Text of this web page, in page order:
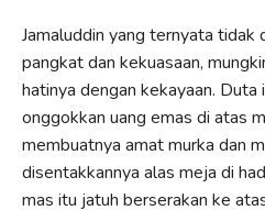
Jamaluddin yang ternyata tidak
pangkat dan kekuasaan,
hatinya dengan kekayaan.
onggokkan uang emas di atas
membuatnya amat murka dan
disentakkannya alas meja di
mas itu jatuh berserakan ke